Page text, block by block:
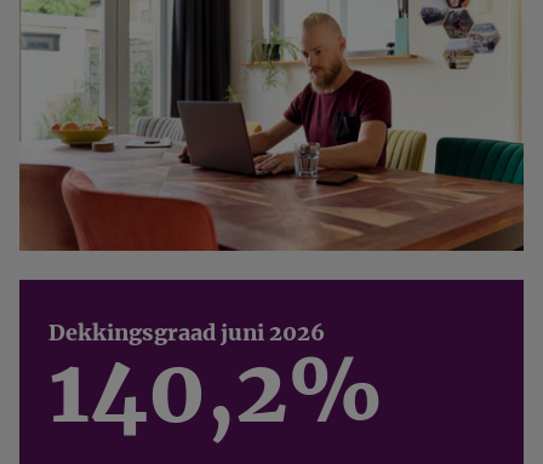
Dekkingsgraad juni 2026
140,2%